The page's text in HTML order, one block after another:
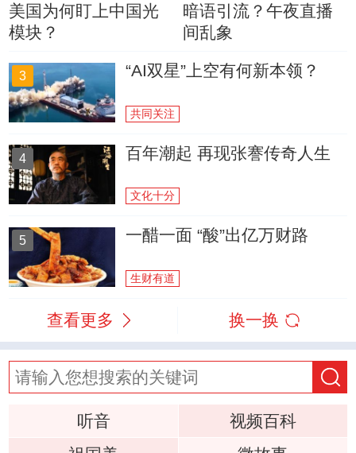
美国为何盯上中国光
模块？
暗语引流？午夜直播
间乱象
3 “AI双星”上空有何新本领？
共同关注
4 百年潮起 再现张謇传奇人生
文化十分
5 一醋一面 “酸”出亿万财路
生财有道
查看更多 换一换
听音
视频百科